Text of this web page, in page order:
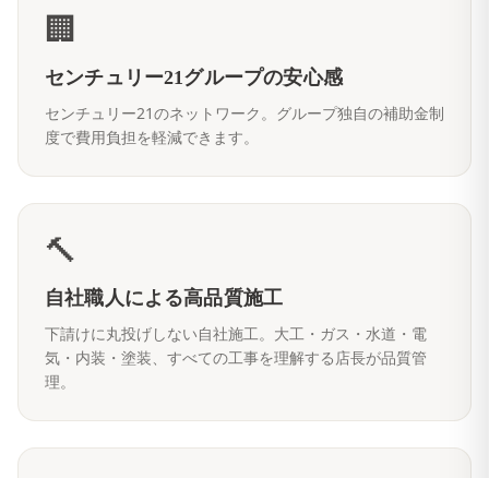
🏢
センチュリー21グループの安心感
センチュリー21のネットワーク。グループ独自の補助金制
度で費用負担を軽減できます。
🔨
自社職人による高品質施工
下請けに丸投げしない自社施工。大工・ガス・水道・電
気・内装・塗装、すべての工事を理解する店長が品質管
理。